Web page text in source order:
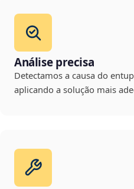
Análise precisa
Detectamos a causa do
aplicando a solução mais